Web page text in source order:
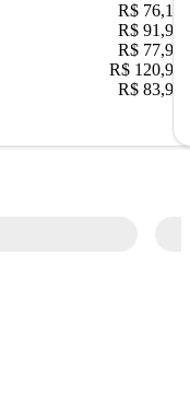
R$ 76,10
R$ 91,90
R$ 77,90
R$ 120,90
R$ 83,90